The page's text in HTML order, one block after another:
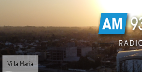
Villa María